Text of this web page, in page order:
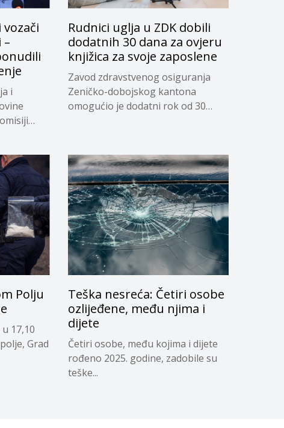
i
Rudnici uglja u ZDK dobili
dodatnih 30 dana za ovjeru
knjižica za svoje zaposlene
Zavod zdravstvenog osiguranja
Zeničko-dobojskog kantona
omogućio je dodatni rok od 30
Polju
17,10
Grad
Teška nesreća: Četiri osobe
ozlijeđene, među njima i
dijete
Četiri osobe, među kojima i dijete
rođeno 2025. godine, zadobile su
teške...